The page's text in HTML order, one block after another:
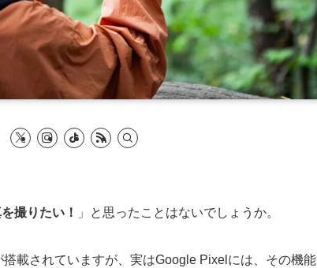
撮りたい！ 」と思ったことはないでしょうか。
載されていますが、実はGoogle Pixelには、その機能